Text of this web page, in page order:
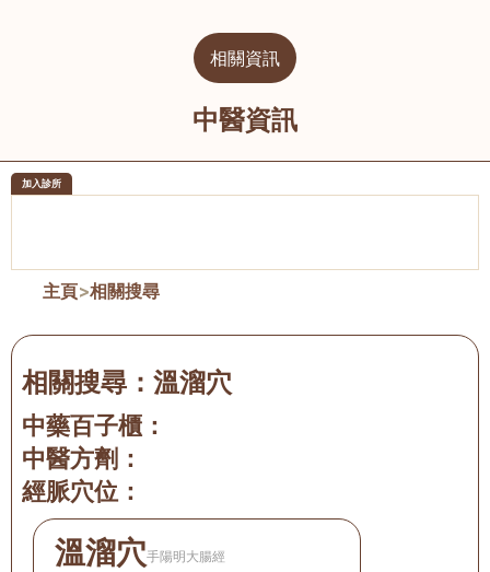
相關資訊
中醫資訊
加入診所
主頁>相關搜尋
相關搜尋： 溫溜穴
中藥百子櫃：
中醫方劑：
經脈穴位：
溫溜穴手陽明大腸經